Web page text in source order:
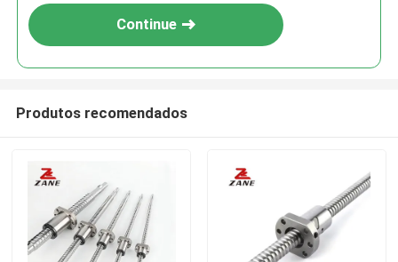
Continue
Produtos recomendados